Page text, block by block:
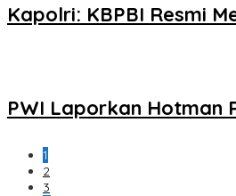
Kapolri: KBPBI Resmi
PWI Laporkan Hotman
1
2
3